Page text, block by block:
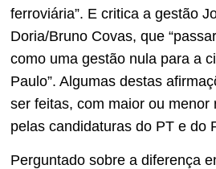
ferroviária”. E critica a gestão
Doria/Bruno Covas, que
como uma gestão nula para a
Paulo”. Algumas destas
ser feitas, com maior ou menor
pelas candidaturas do PT e do
Perguntado sobre a diferença